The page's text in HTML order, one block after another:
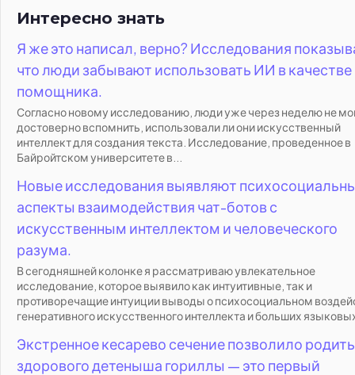
Интересно знать
Я же это написал, верно? Исследования
что люди забывают использовать ИИ в качестве
помощника.
Согласно новому исследованию, люди уже через неделю не
достоверно вспомнить, использовали ли они искусственный
интеллект для создания текста. Исследование, проведенное в
Байройтском университете в...
Новые исследования выявляют
аспекты взаимодействия чат-ботов с
искусственным интеллектом и человеческого
разума.
В сегодняшней колонке я рассматриваю увлекательное
исследование, которое выявило как интуитивные, так и
противоречащие интуиции выводы о психосоциальном
генеративного искусственного интеллекта и больших
Экстренное кесарево сечение позволило родить
здорового детеныша гориллы — это первый